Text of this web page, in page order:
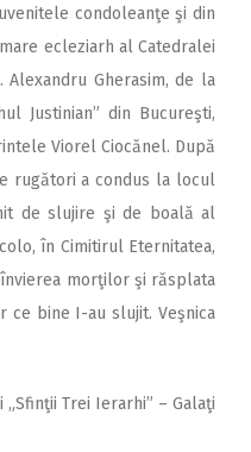
condoleanţe şi din
ecleziarh al Catedralei
Gherasim, de la
Justinian” din Bucureşti,
Viorel Ciocănel. După
rugători a condus la locul
de slujire şi de boală al
în Cimitirul Eternitatea,
morţilor şi răsplata
ce bine I-au slujit. Veşnica
Trei Ierarhi” – Galaţi